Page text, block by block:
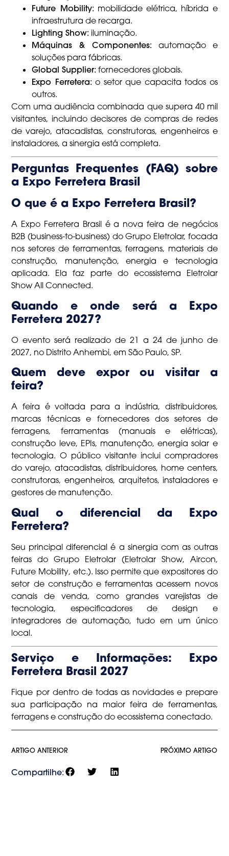
Future Mobility: mobilidade elétrica, híbrida e
infraestrutura de recarga.
Lighting Show: iluminação.
Máquinas & Componentes: automação e
soluções para fábricas.
Global Supplier: fornecedores globais.
Expo Ferretera: o setor que capacita todos os
outros.
Com uma audiência combinada que supera 40 mil
visitantes, incluindo decisores de compras de redes
de varejo, atacadistas, construtoras, engenheiros e
instaladores, a sinergia está completa.
Perguntas Frequentes (FAQ) sobre
a Expo Ferretera Brasil
O que é a Expo Ferretera Brasil?
A Expo Ferretera Brasil é a nova feira de negócios
B2B (business-to-business) do Grupo Eletrolar, focada
nos setores de ferramentas, ferragens, materiais de
construção, manutenção, energia e tecnologia
aplicada. Ela faz parte do ecossistema Eletrolar
Show All Connected.
Quando e onde será a Expo
Ferretera 2027?
O evento será realizado de 21 a 24 de junho de
2027, no Distrito Anhembi, em São Paulo, SP.
Quem deve expor ou visitar a
feira?
A feira é voltada para a indústria, distribuidores,
marcas técnicas e fornecedores dos setores de
ferragens, ferramentas (manuais e elétricas),
construção leve, EPIs, manutenção, energia solar e
tecnologia. O público visitante inclui compradores
do varejo, atacadistas, distribuidores, home centers,
construtoras, engenheiros, arquitetos, instaladores e
gestores de manutenção.
Qual o diferencial da Expo
Ferretera?
Seu principal diferencial é a sinergia com as outras
feiras do Grupo Eletrolar (Eletrolar Show, Aircon,
Future Mobility, etc.). Isso permite que expositores do
setor de construção e ferramentas acessem novos
canais de venda, como grandes varejistas de
tecnologia, especificadores de design e
integradores de automação, tudo em um único
local.
Serviço e Informações: Expo
Ferretera Brasil 2027
Fique por dentro de todas as novidades e prepare
sua participação na maior feira de ferramentas,
ferragens e construção do ecossistema conectado.
ARTIGO ANTERIOR PRÓXIMO ARTIGO
Compartilhe: